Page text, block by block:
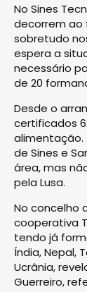
No Sines
decorrem ao
sobretudo
espera a
necessário
de 20
Desde o
certificados
alimentação.
de Sines e
área, mas
pela Lusa.
No concelho
cooperativa
tendo já
Índia, Nepal,
Ucrânia,
Guerreiro,